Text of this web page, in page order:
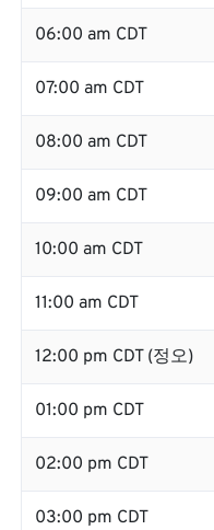
06:00 am CDT
07:00 am CDT
08:00 am CDT
09:00 am CDT
10:00 am CDT
11:00 am CDT
12:00 pm CDT (정오)
01:00 pm CDT
02:00 pm CDT
03:00 pm CDT